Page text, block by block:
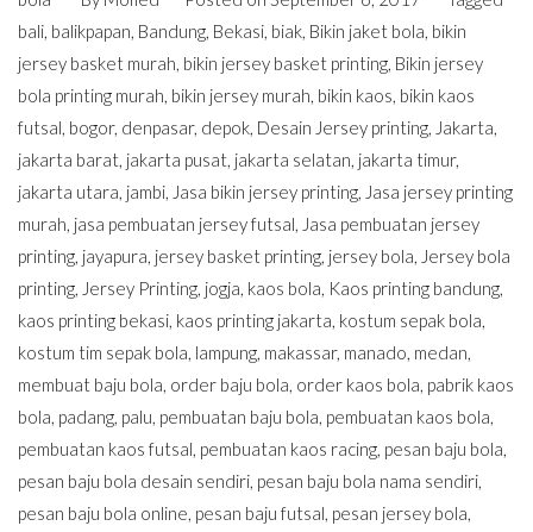
bali, balikpapan, Bandung, Bekasi, biak, Bikin jaket bola, bikin
jersey basket murah, bikin jersey basket printing, Bikin jersey
bola printing murah, bikin jersey murah, bikin kaos, bikin kaos
futsal, bogor, denpasar, depok, Desain Jersey printing, Jakarta,
jakarta barat, jakarta pusat, jakarta selatan, jakarta timur,
jakarta utara, jambi, Jasa bikin jersey printing, Jasa jersey printing
murah, jasa pembuatan jersey futsal, Jasa pembuatan jersey
printing, jayapura, jersey basket printing, jersey bola, Jersey bola
printing, Jersey Printing, jogja, kaos bola, Kaos printing bandung,
kaos printing bekasi, kaos printing jakarta, kostum sepak bola,
kostum tim sepak bola, lampung, makassar, manado, medan,
membuat baju bola, order baju bola, order kaos bola, pabrik kaos
bola, padang, palu, pembuatan baju bola, pembuatan kaos bola,
pembuatan kaos futsal, pembuatan kaos racing, pesan baju bola,
pesan baju bola desain sendiri, pesan baju bola nama sendiri,
pesan baju bola online, pesan baju futsal, pesan jersey bola,